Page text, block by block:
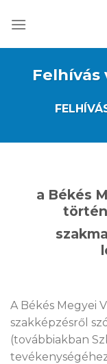
a Békés
A Békés Megyei
szakképzésről
(továbbiakban